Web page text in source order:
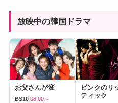
放映中の韓国ドラマ
お父さんが変
BS10 08:00～
ピンクのリ
ティック